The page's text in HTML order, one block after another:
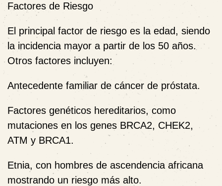
Factores de Riesgo
El principal factor de riesgo es la edad, siendo
la incidencia mayor a partir de los 50 años.
Otros factores incluyen:
Antecedente familiar de cáncer de próstata.
Factores genéticos hereditarios, como
mutaciones en los genes BRCA2, CHEK2,
ATM y BRCA1.
Etnia, con hombres de ascendencia africana
mostrando un riesgo más alto.